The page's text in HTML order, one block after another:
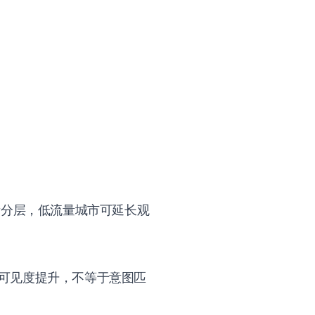
层，低流量城市可延长观
见度提升，不等于意图匹